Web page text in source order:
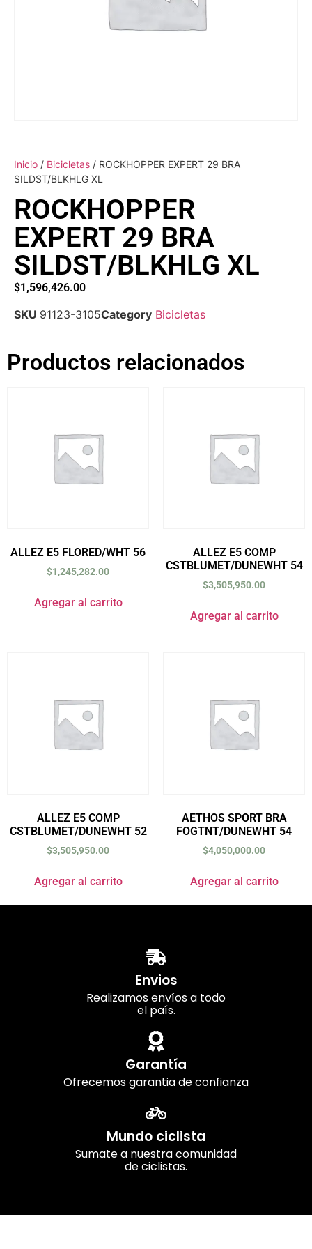
Inicio / Bicicletas / ROCKHOPPER EXPERT 29 BRA
SILDST/BLKHLG XL
ROCKHOPPER
EXPERT 29 BRA
SILDST/BLKHLG XL
$1,596,426.00
SKU 91123-3105Category Bicicletas
Productos relacionados
ALLEZ E5 FLORED/WHT 56
$1,245,282.00
Agregar al carrito
ALLEZ E5 COMP
CSTBLUMET/DUNEWHT 54
$3,505,950.00
Agregar al carrito
ALLEZ E5 COMP
CSTBLUMET/DUNEWHT 52
$3,505,950.00
Agregar al carrito
AETHOS SPORT BRA
FOGTNT/DUNEWHT 54
$4,050,000.00
Agregar al carrito
Envios
Realizamos envíos a todo
el país.
Garantía
Ofrecemos garantia de confianza
Mundo ciclista
Sumate a nuestra comunidad
de ciclistas.